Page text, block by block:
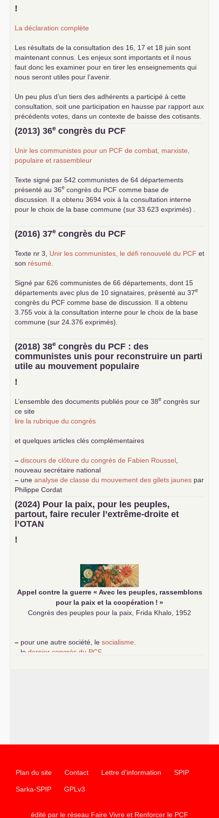
!
La déclaration complète
Les résultats de la consultation des 16, 17 et 18 juin sont
maintenant connus. Les enjeux sont importants et il nous
faut donc les examiner pour en tirer les enseignements qui
nous seront utiles pour l’avenir.
Un peu plus d’un tiers des adhérents a participé à cette
consultation, soit une participation en hausse par rapport aux
précédents votes, dans un contexte de baisse des cotisants.
... lire la suite
(2013) 36e congrès du PCF
Unir les communistes pour un PCF de combat, marxiste,
populaire et rassembleur
Texte signé par 542 communistes de 64 départements
présenté au 36e congrès du PCF comme base de
discussion. Il a obtenu 3694 voix à la consultation interne
pour le choix de la base commune (sur 33 623 exprimés) .
(2016) 37e congrès du PCF
Texte nr 3, Unir les communistes, le défi renouvelé du PCF et
son résumé
Signé par 626 communistes de 66 départements, dont 15
départements avec plus de 10 signataires, présenté au 37e
congrès du PCF comme base de discussion. Il a obtenu
3.755 voix à la consultation interne pour le choix de la base
commune (sur 24.376 exprimés).
(2018) 38e congrès du PCF : des
communistes unis pour reconstruire un parti
utile au mouvement populaire
!
L’ensemble des documents publiés pour ce 38e congrès sur
ce site
lire la rubrique du congrès
et quelques articles clés complémentaires
– discours de clôture du congrès de Fabien Roussel
nouveau secrétaire national
– une analyse de classe du mouvement des gilets jaunes par
Philippe Cordat
–
un texte de Jean-Claude Delaunay
le marxisme est la
science sociale de notre temps
–un appel proposé aux partis communistes et ouvrier
d’Europe
–
(2024) Pour la paix, pour les peuples,
partout, faire reculer l’extrême-droite et
l’OTAN
!
Appel contre la guerre « Avec les peuples, rassemblons
pour la paix et la coopération ! »
Congrès des peuples pour la paix, Frida Khalo, 1952
– pour une autre société, le socialisme
le dernier congrès du PCF
Plan du site Contact Lettre d'information SPIP
Sarka-SPIP GPLv3
édité par le réseau Faire Vivre et Renforcer le PCF